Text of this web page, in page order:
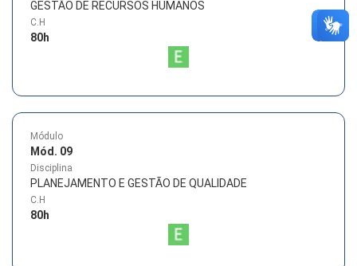
GESTÃO DE RECURSOS HUMANOS
C.H
80h
Módulo
Mód. 09
Disciplina
PLANEJAMENTO E GESTÃO DE QUALIDADE
C.H
80h